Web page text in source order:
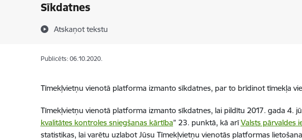
Sīkdatnes
Atskaņot tekstu
Publicēts: 06.10.2020.
Tīmekļvietņu vienotā platforma izmanto sīkdatnes, par to brīdinot tīmekļa
Tīmekļvietņu vienotā platforma izmanto sīkdatnes, lai pildītu 2017. gada 4.
kvalitātes kontroles sniegšanas kārtība” 23. punktā, kā arīValsts pārvaldes
statistikas, lai varētu uzlabot Jūsu Tīmekļvietņu vienotās platformas